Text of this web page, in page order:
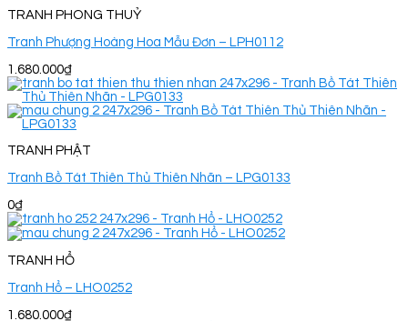
TRANH PHONG THUỶ
Tranh Phượng Hoàng Hoa Mẫu Đơn – LPH0112
1.680.000₫
TRANH PHẬT
Tranh Bồ Tát Thiên Thủ Thiên Nhãn – LPG0133
0₫
TRANH HỔ
Tranh Hổ – LHO0252
1.680.000₫